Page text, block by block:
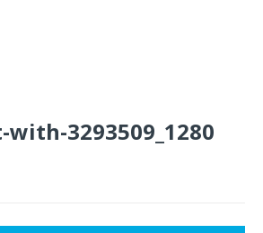
3293509_1280